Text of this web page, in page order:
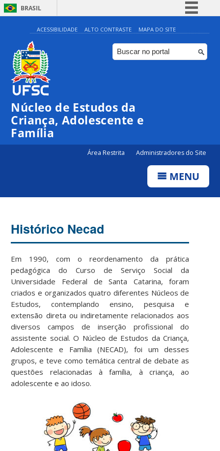
BRASIL
Simplifique!
Comunica BR
Participe
ACESSIBILIDADE ALTO CONTRASTE MAPA DO SITE
Núcleo de Estudos da
Criança, Adolescente e
Família
Área Restrita Administradores do Site
MENU
Histórico Necad
Em 1990, com o reordenamento da prática
pedagógica do Curso de Serviço Social da
Universidade Federal de Santa Catarina, foram
criados e organizados quatro diferentes Núcleos de
Estudos, contemplando ensino, pesquisa e
extensão direta ou indiretamente relacionados aos
diversos campos de inserção profissional do
assistente social. O Núcleo de Estudos da Criança,
Adolescente e Família (NECAD), foi um desses
grupos, e teve como temática central de debate as
questões relacionadas à família, à criança, ao
adolescente e ao idoso.